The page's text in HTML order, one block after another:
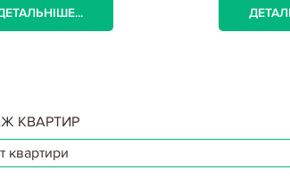
КВАРТИР
квартири